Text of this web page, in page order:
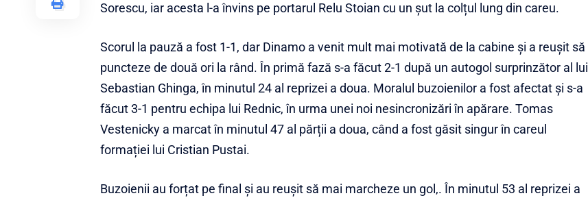
Sorescu, iar acesta l-a învins pe portarul Relu Stoian cu un șut la colțul lung din careu.
Scorul la pauză a fost 1-1, dar Dinamo a venit mult mai motivată de la cabine și a reușit să
puncteze de două ori la rând. În primă fază s-a făcut 2-1 după un autogol surprinzător al lui
Sebastian Ghinga, în minutul 24 al reprizei a doua. Moralul buzoienilor a fost afectat și s-a
făcut 3-1 pentru echipa lui Rednic, în urma unei noi nesincronizări în apărare. Tomas
Vestenicky a marcat în minutul 47 al părții a doua, când a fost găsit singur în careul
formației lui Cristian Pustai.
Buzoienii au forțat pe final și au reușit să mai marcheze un gol,. În minutul 53 al reprizei a